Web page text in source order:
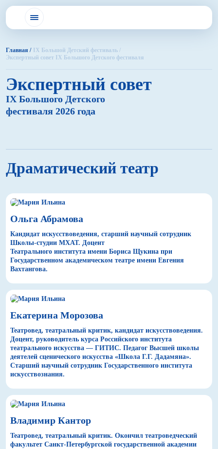
Главная /
IX Большой Детский фестиваль /
Экспертный совет IX Большого Детского фестиваля
Экспертный совет
IX Большого Детского
фестиваля 2026 года
Драматический театр
Ольга Абрамова
Кандидат искусствоведения, старший научный сотрудник
Школы-студии МХАТ. Доцент
Театрального института имени Бориса Щукина при
Государственном академическом театре имени Евгения
Вахтангова.
Екатерина Морозова
Театровед, театральный критик, кандидат искусствоведения.
Доцент, руководитель курса Российского института
театрального искусства — ГИТИС. Педагог Высшей школы
деятелей сценического искусства «Школа Г.Г. Дадамяна».
Старший научный сотрудник Государственного института
искусствознания.
Владимир Кантор
Театровед, театральный критик. Окончил театроведческий
факультет Санкт-Петербургской государственной академии